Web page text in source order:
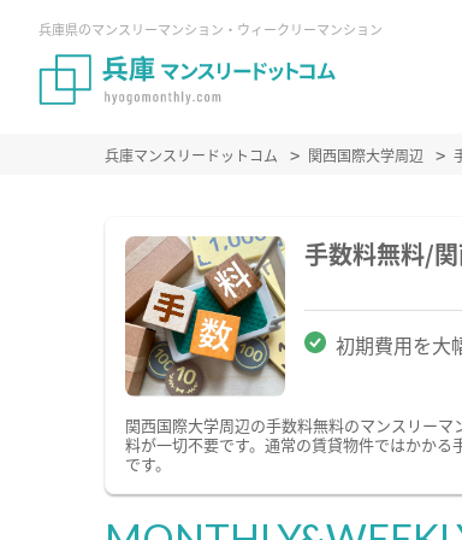
兵庫県のマンスリーマンション・ウィークリーマンション
兵庫マンスリードットコム 関西国際大学周辺
手数料無料/
初期費用を大
関西国際大学周辺の手数料無料のマンスリー
料が一切不要です。通常の賃貸物件ではかか
です。